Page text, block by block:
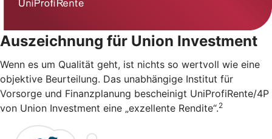
Auszeichnung für Union Investment
Wenn es um Qualität geht, ist nichts so wertvoll wie eine
objektive Beurteilung. Das unabhängige Institut für
Vorsorge und Finanzplanung bescheinigt UniProfiRente/4P
von Union Investment eine „exzellente Rendite“.2